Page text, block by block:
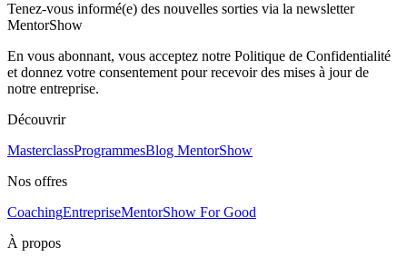
Tenez-vous informé(e) des nouvelles sorties via la newsletter
MentorShow
En vous abonnant, vous acceptez notre Politique de Confidentialité
et donnez votre consentement pour recevoir des mises à jour de
notre entreprise.
Découvrir
MasterclassProgrammesBlog MentorShow
Nos offres
CoachingEntrepriseMentorShow For Good
À propos